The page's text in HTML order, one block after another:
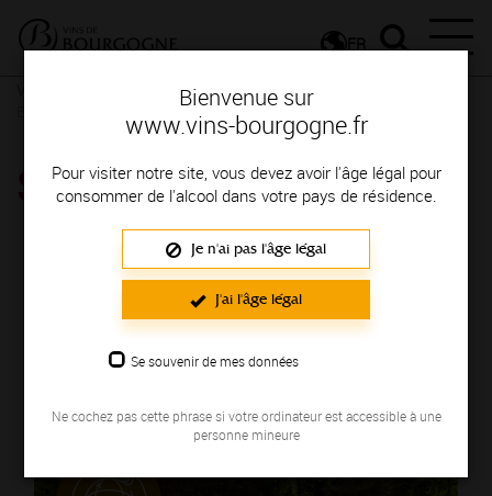
Bienvenue sur
www.vins-bourgogne.fr
Pour visiter notre site, vous devez avoir l'âge légal pour
consommer de l'alcool dans votre pays de résidence.
Je n'ai pas l'âge légal
J'ai l'âge légal
Se souvenir de mes données
Ne cochez pas cette phrase si votre ordinateur est accessible à une
personne mineure
FR
La Bourgogne et ses Appellations
Bourgogne, une localisation privilégiée
SAINT-VÉRAN